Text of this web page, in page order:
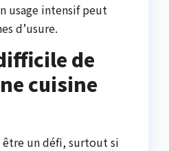
usage intensif peut
d’usure.
de
cuisine
un défi, surtout si